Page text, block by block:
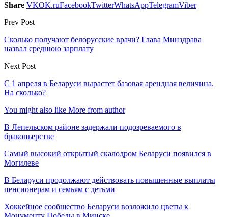
Share VKOK.ruFacebookTwitterWhatsAppTelegramViber
Prev Post
Сколько получают белорусские врачи? Глава Минздрава
назвал среднюю зарплату
Next Post
С 1 апреля в Беларуси вырастет базовая арендная величина.
На сколько?
You might also like More from author
В Лепельском районе задержали подозреваемого в
браконьерстве
Самый высокий открытый скалодром Беларуси появился в
Могилеве
В Беларуси продолжают действовать повышенные выплаты
пенсионерам и семьям с детьми
Хоккейное сообщество Беларуси возложило цветы к